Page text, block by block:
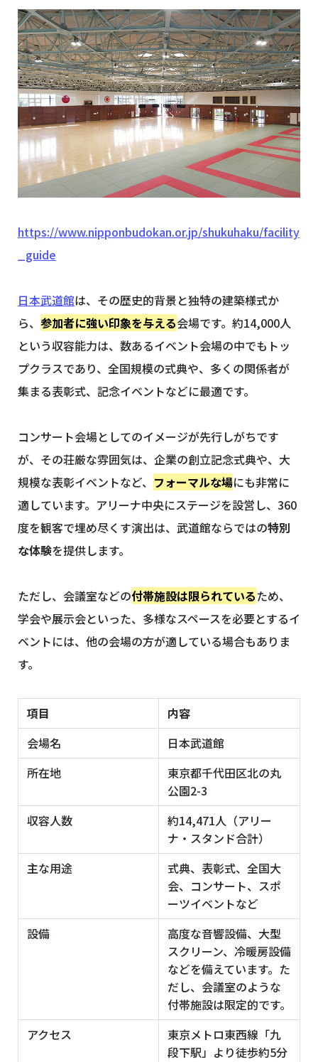
https://www.nipponbudokan.or.jp/shukuhaku/facility
_guide
日本武道館は、その歴史的背景と独特の建築様式か
ら、 参加者に強い印象を与える会場です。約14,000人
という収容能力は、数あるイベント会場の中でもトッ
プクラスであり、全国規模の式典や、多くの関係者が
集まる表彰式、記念イベントなどに最適です。
コンサート会場としてのイメージが先行しがちです
が、その荘厳な雰囲気は、企業の創立記念式典や、大
規模な表彰イベントなど、 フォーマルな場にも非常に
適しています。アリーナ中央にステージを設営し、360
度を観客で埋め尽くす演出は、武道館ならではの特別
な体験を提供します。
ただし、会議室などの付帯施設は限られているため、
学会や展示会といった、多様なスペースを必要とするイ
ベントには、他の会場の方が適している場合もありま
す。
項目
内容
会場名
日本武道館
所在地
東京都千代田区北の丸
公園2-3
収容人数
約14,471人（アリー
ナ・スタンド合計）
主な用途
式典、表彰式、全国大
会、コンサート、スポ
ーツイベントなど
設備
高度な音響設備、大型
スクリーン、冷暖房設備
などを備えています。た
だし、会議室のような
付帯施設は限定的です。
アクセス
東京メトロ東西線「九
段下駅」より徒歩約5分